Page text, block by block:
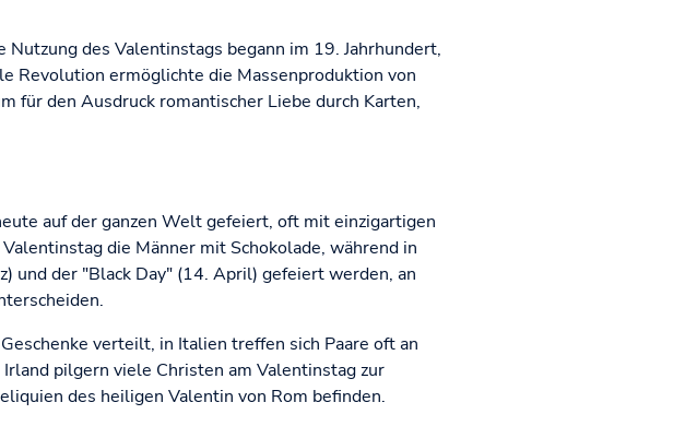
Nutzung des Valentinstags begann im 19. Jahrhundert,
Revolution ermöglichte die Massenproduktion von
für den Ausdruck romantischer Liebe durch Karten,
auf der ganzen Welt gefeiert, oft mit einzigartigen
die Männer mit Schokolade, während in
und der "Black Day" (14. April) gefeiert werden, an
verteilt, in Italien treffen sich Paare oft an
pilgern viele Christen am Valentinstag zur
des heiligen Valentin von Rom befinden.